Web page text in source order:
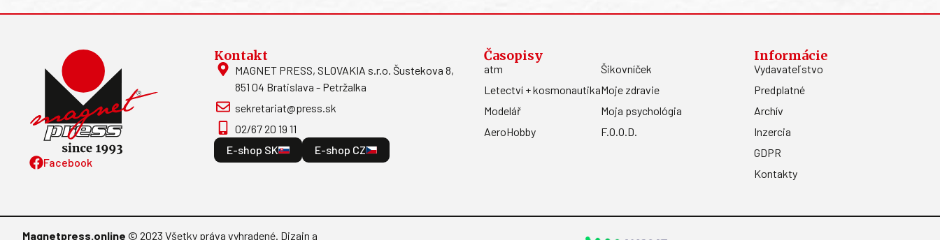
Facebook
Kontakt
MAGNET PRESS, SLOVAKIA s.r.o. Šustekova 8,
851 04 Bratislava - Petržalka
sekretariat@press.sk
02/67 20 19 11
E-shop SK
E-shop CZ
Časopisy
atm
Letectví + kosmonautika
Modelář
AeroHobby
Šikovníček
Moje zdravie
Moja psychológia
F.O.O.D.
Informácie
Vydavateľstvo
Predplatné
Archív
Inzercia
GDPR
Kontakty
Magnetpress.online © 2023 Všetky práva vyhradené. Dizajn a